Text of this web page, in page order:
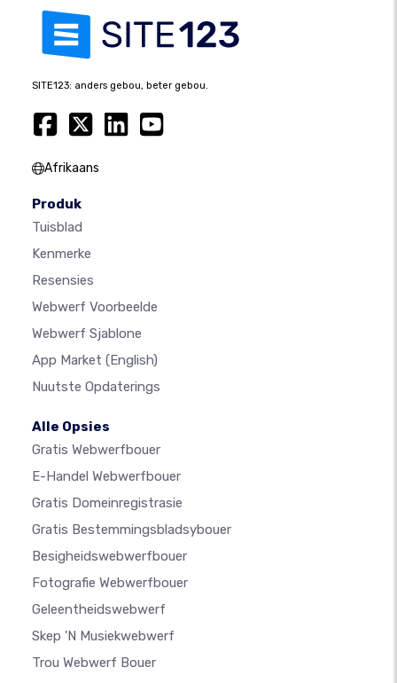
SITE123: anders gebou, beter gebou.
Afrikaans
Produk
Tuisblad
Kenmerke
Resensies
Webwerf Voorbeelde
Webwerf Sjablone
App Market (English)
Nuutste Opdaterings
Alle Opsies
Gratis Webwerfbouer
E-Handel Webwerfbouer
Gratis Domeinregistrasie
Gratis Bestemmingsbladsybouer
Besigheidswebwerfbouer
Fotografie Webwerfbouer
Geleentheidswebwerf
Skep 'n Musiekwebwerf
Trou Webwerf Bouer